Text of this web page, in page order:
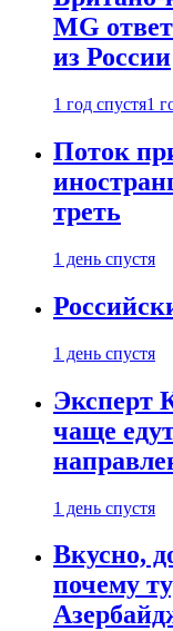
MG
из России
1 год спустя1
Поток
треть
1 день спустя
1 день спустя
Эксперт
чаще
1 день спустя
Вкусно,
почему